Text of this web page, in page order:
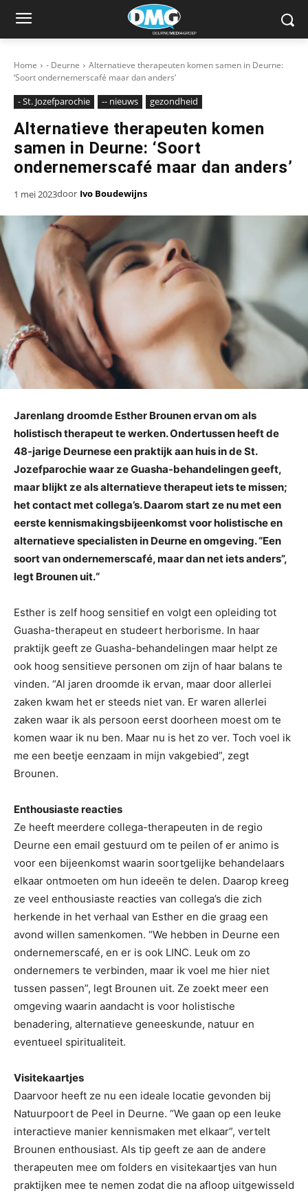
Home - Deurne
Alternatieve therapeuten komen samen in Deurne:
‘Soort ondernemerscafé maar dan anders’
- St. Jozefparochie -- nieuws gezondheid
Alternatieve therapeuten komen
samen in Deurne: ‘Soort
ondernemerscafé maar dan anders’
1 mei 2023door Ivo Boudewijns
Jarenlang droomde Esther Brounen ervan om als
holistisch therapeut te werken. Ondertussen heeft de
48-jarige Deurnese een praktijk aan huis in de St.
Jozefparochie waar ze Guasha-behandelingen geeft,
maar blijkt ze als alternatieve therapeut iets te missen;
het contact met collega’s. Daarom start ze nu met een
eerste kennismakingsbijeenkomst voor holistische en
alternatieve specialisten in Deurne en omgeving. “Een
soort van ondernemerscafé, maar dan net iets anders”,
legt Brounen uit.“
Esther is zelf hoog sensitief en volgt een opleiding tot
Guasha-therapeut en studeert herborisme. In haar
praktijk geeft ze Guasha-behandelingen maar helpt ze
ook hoog sensitieve personen om zijn of haar balans te
vinden. “Al jaren droomde ik ervan, maar door allerlei
zaken kwam het er steeds niet van. Er waren allerlei
zaken waar ik als persoon eerst doorheen moest om te
komen waar ik nu ben. Maar nu is het zo ver. Toch voel ik
me een beetje eenzaam in mijn vakgebied”, zegt
Brounen.
Enthousiaste reacties
Ze heeft meerdere collega-therapeuten in de regio
Deurne een email gestuurd om te peilen of er animo is
voor een bijeenkomst waarin soortgelijke behandelaars
elkaar ontmoeten om hun ideeën te delen. Daarop kreeg
ze veel enthousiaste reacties van collega’s die zich
herkende in het verhaal van Esther en die graag een
avond willen samenkomen. “We hebben in Deurne een
ondernemerscafé, en er is ook LINC. Leuk om zo
ondernemers te verbinden, maar ik voel me hier niet
tussen passen”, legt Brounen uit. Ze zoekt meer een
omgeving waarin aandacht is voor holistische
benadering, alternatieve geneeskunde, natuur en
eventueel spiritualiteit.
Visitekaartjes
Daarvoor heeft ze nu een ideale locatie gevonden bij
Natuurpoort de Peel in Deurne. “We gaan op een leuke
interactieve manier kennismaken met elkaar”, vertelt
Brounen enthousiast. Als tip geeft ze aan de andere
therapeuten mee om folders en visitekaartjes van hun
praktijken mee te nemen zodat die na afloop uitgewisseld